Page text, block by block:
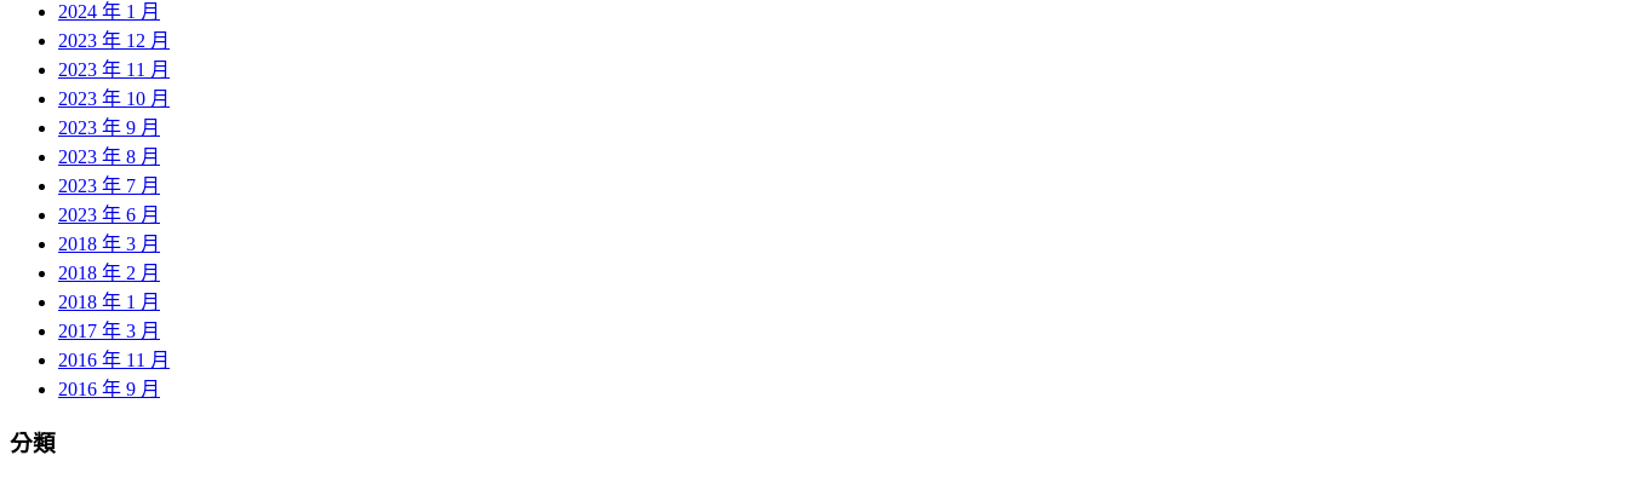
2024 年 1 月
2023 年 12 月
2023 年 11 月
2023 年 10 月
2023 年 9 月
2023 年 8 月
2023 年 7 月
2023 年 6 月
2018 年 3 月
2018 年 2 月
2018 年 1 月
2017 年 3 月
2016 年 11 月
2016 年 9 月
分類